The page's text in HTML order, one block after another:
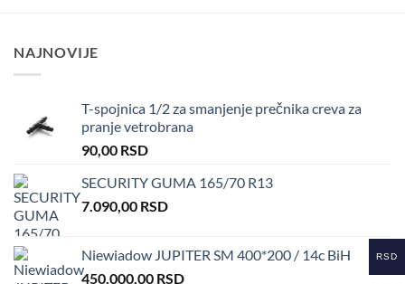
NAJNOVIJE
T-spojnica 1/2 za smanjenje prečnika creva za
pranje vetrobrana
90,00 RSD
SECURITY GUMA 165/70 R13
7.090,00 RSD
Niewiadow JUPITER SM 400*200 / 14c BiH
450.000,00 RSD
RSD